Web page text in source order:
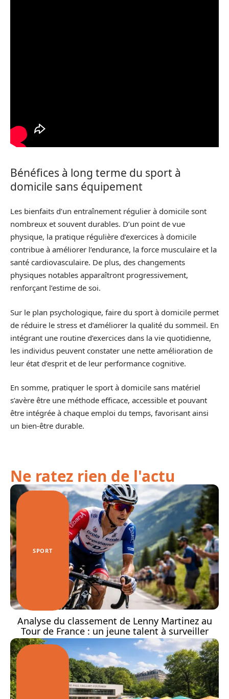
Bénéfices à long terme du sport à
domicile sans équipement
Les bienfaits d’un entraînement régulier à domicile sont
nombreux et souvent durables. D’un point de vue
physique, la pratique régulière d’exercices à domicile
contribue à améliorer l’endurance, la force musculaire et la
santé cardiovasculaire. De plus, des changements
physiques notables apparaîtront progressivement,
renforçant l’estime de soi.
Sur le plan psychologique, faire du sport à domicile permet
de réduire le stress et d’améliorer la qualité du sommeil. En
intégrant une routine d’exercices dans la vie quotidienne,
les individus peuvent constater une nette amélioration de
leur état d’esprit et de leur performance cognitive.
En somme, pratiquer le sport à domicile sans matériel
s’avère être une méthode efficace, accessible et pouvant
être intégrée à chaque emploi du temps, favorisant ainsi
un bien-être durable.
Ne ratez rien de l'actu
SPORT
Analyse du classement de Lenny Martinez au
Tour de France : un jeune talent à surveiller